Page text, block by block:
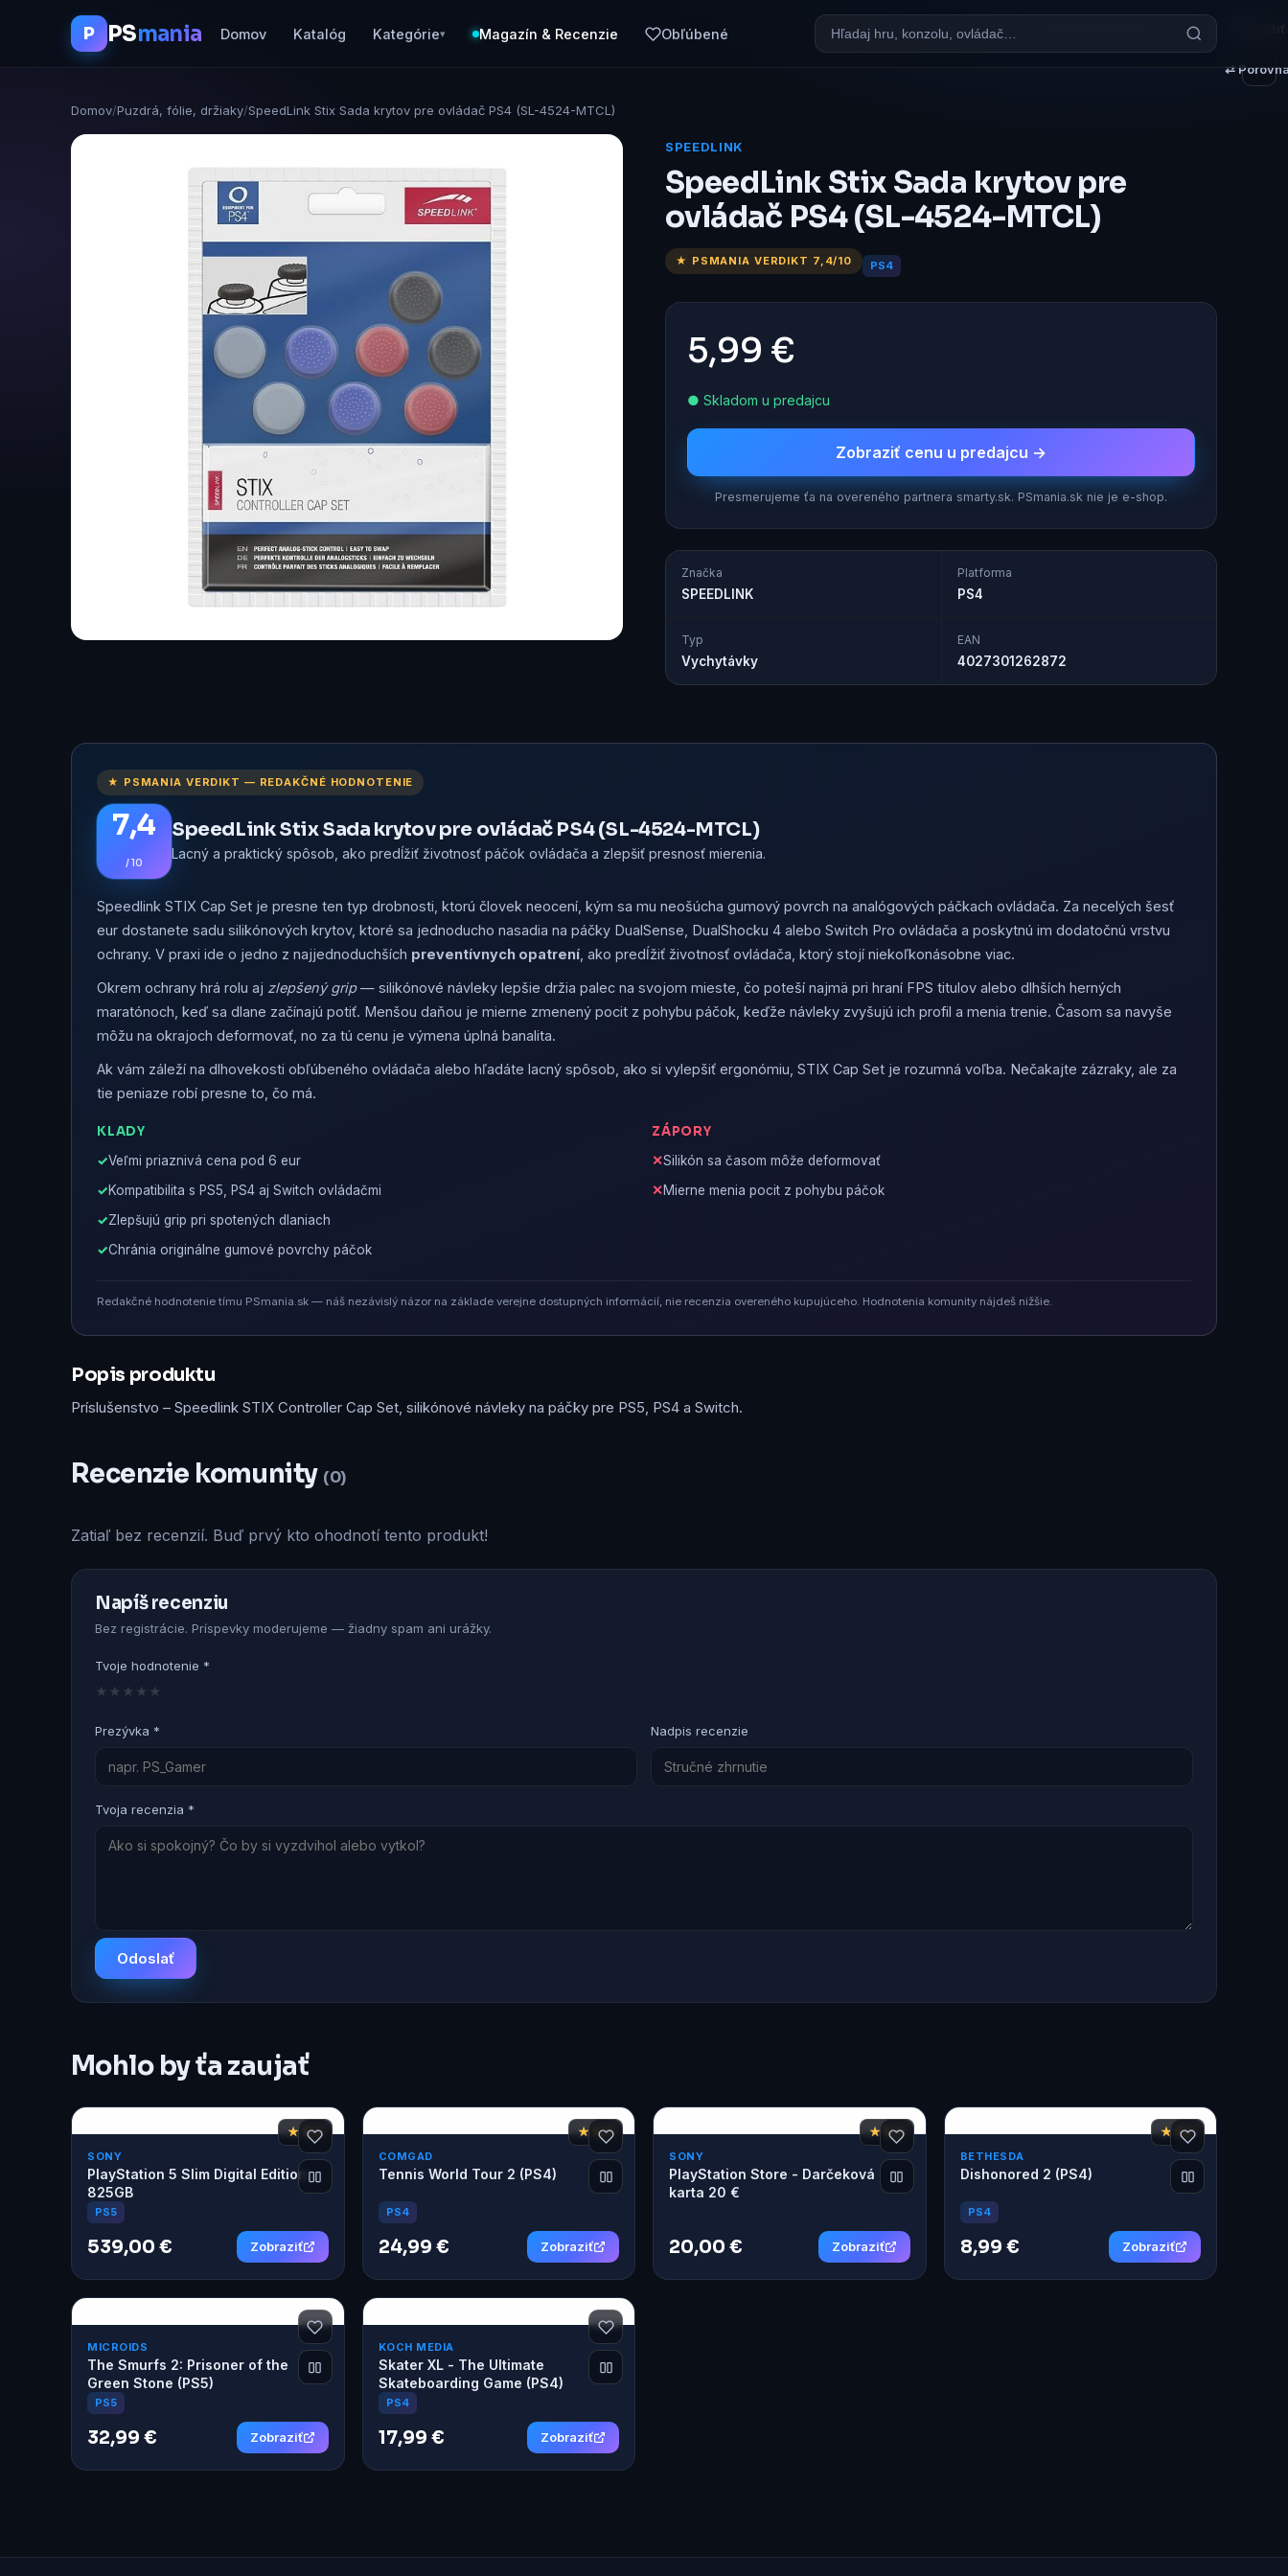
P PSmania Domov Katalóg Kategórie▾ Magazín & Recenzie Obľúbené
Domov/Puzdrá, fólie, držiaky/SpeedLink Stix Sada krytov pre ovládač PS4 (SL-4524-MTCL)
SPEEDLINK
SpeedLink Stix Sada krytov pre
ovládač PS4 (SL-4524-MTCL)
★ PSMANIA VERDIKT 7,4/10 PS4
5,99 €
● Skladom u predajcu
Zobraziť cenu u predajcu →
Presmerujeme ťa na overeného partnera smarty.sk. PSmania.sk nie je e-shop.
Značka
SPEEDLINK
Platforma
PS4
Typ
Vychytávky
EAN
4027301262872
⇄
★ PSMANIA VERDIKT — REDAKČNÉ HODNOTENIE
7,4
/ 10
SpeedLink Stix Sada krytov pre ovládač PS4 (SL-4524-MTCL)
Lacný a praktický spôsob, ako predĺžiť životnosť páčok ovládača a zlepšiť presnosť mierenia.
Speedlink STIX Cap Set je presne ten typ drobnosti, ktorú človek neocení, kým sa mu neošúcha gumový povrch na analógových páčkach ovládača. Za necelých šesť
eur dostanete sadu silikónových krytov, ktoré sa jednoducho nasadia na páčky DualSense, DualShocku 4 alebo Switch Pro ovládača a poskytnú im dodatočnú vrstvu
ochrany. V praxi ide o jedno z najjednoduchších preventívnych opatrení , ako predĺžiť životnosť ovládača, ktorý stojí niekoľkonásobne viac.
Okrem ochrany hrá rolu aj zlepšený grip— silikónové návleky lepšie držia palec na svojom mieste, čo poteší najmä pri hraní FPS titulov alebo dlhších herných
maratónoch, keď sa dlane začínajú potiť. Menšou daňou je mierne zmenený pocit z pohybu páčok, keďže návleky zvyšujú ich profil a menia trenie. Časom sa navyše
môžu na okrajoch deformovať, no za tú cenu je výmena úplná banalita.
Ak vám záleží na dlhovekosti obľúbeného ovládača alebo hľadáte lacný spôsob, ako si vylepšiť ergonómiu, STIX Cap Set je rozumná voľba. Nečakajte zázraky, ale za
tie peniaze robí presne to, čo má.
KLADY
Veľmi priaznivá cena pod 6 eur
Kompatibilita s PS5, PS4 aj Switch ovládačmi
Zlepšujú grip pri spotených dlaniach
Chránia originálne gumové povrchy páčok
ZÁPORY
Silikón sa časom môže deformovať
Mierne menia pocit z pohybu páčok
Redakčné hodnotenie tímu PSmania.sk — náš nezávislý názor na základe verejne dostupných informácií, nie recenzia overeného kupujúceho. Hodnotenia komunity nájdeš nižšie.
Popis produktu
Príslušenstvo – Speedlink STIX Controller Cap Set, silikónové návleky na páčky pre PS5, PS4 a Switch.
Recenzie komunity (0)
Zatiaľ bez recenzií. Buď prvý kto ohodnotí tento produkt!
Napíš recenziu
Bez registrácie. Príspevky moderujeme — žiadny spam ani urážky.
Tvoje hodnotenie *
★
★
★
★
★
Prezývka * Nadpis recenzie
Tvoja recenzia *
Odoslať
Mohlo by ťa zaujať
★ 8,6
SONY
PlayStation 5 Slim Digital Edition
825GB
PS5
539,00 € Zobraziť
★ 6,8
COMGAD
Tennis World Tour 2 (PS4)
PS4
24,99 € Zobraziť
★ 8,6
SONY
PlayStation Store - Darčeková
karta 20 €
20,00 € Zobraziť
★ 8,3
BETHESDA
Dishonored 2 (PS4)
PS4
8,99 € Zobraziť
MICROIDS
The Smurfs 2: Prisoner of the
Green Stone (PS5)
PS5
32,99 € Zobraziť
KOCH MEDIA
Skater XL - The Ultimate
Skateboarding Game (PS4)
PS4
17,99 € Zobraziť